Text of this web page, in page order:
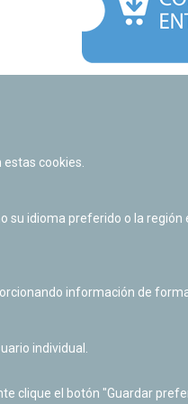
Derecho de
cookies.
su idioma preferido o la región
información de
individual.
clique el botón "Guardar